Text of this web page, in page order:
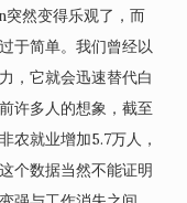
然变得乐观了，而
于简单。我们曾经以
，它就会迅速替代白
许多人的想象，截至
农就业增加5.7万人，
个数据当然不能证明